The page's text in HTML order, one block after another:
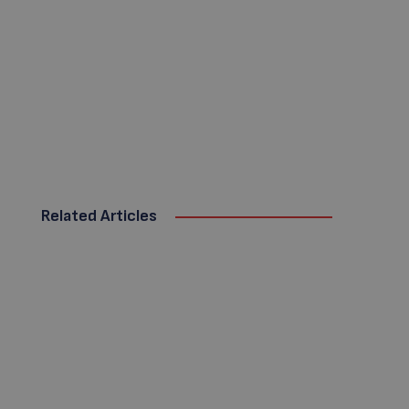
Related Articles